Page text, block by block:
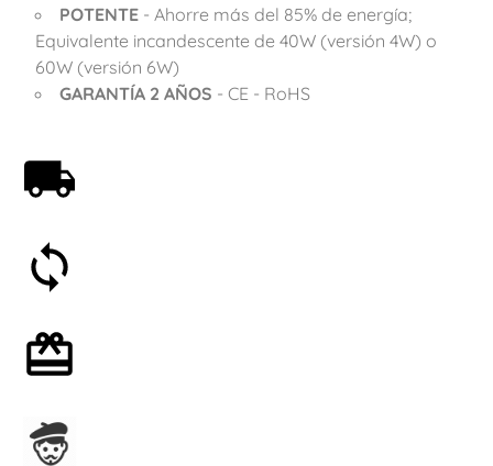
POTENTE - Ahorre más del 85% de energía;
Equivalente incandescente de 40W (versión 4W) o
60W (versión 6W)
GARANTÍA 2 AÑOS - CE - RoHS